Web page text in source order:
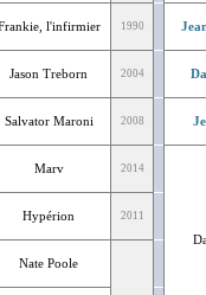
l'infirmier 1990
Jason Treborn 2004
Salvator Maroni 2008
Marv 2014
Hypérion 2011
Nate Poole